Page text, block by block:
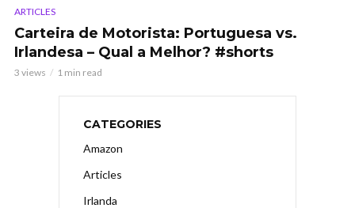
ARTICLES
Carteira de Motorista: Portuguesa vs.
Irlandesa – Qual a Melhor? #shorts
3 views 1 min read
CATEGORIES
Amazon
Articles
Irlanda